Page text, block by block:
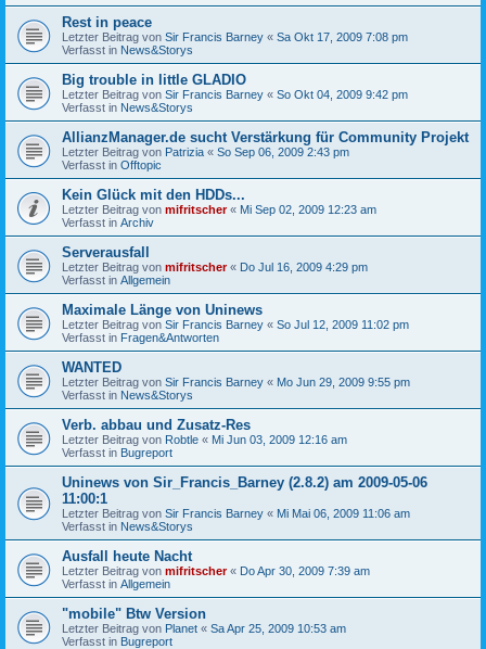
Rest in peace
Letzter Beitrag von Sir Francis Barney « Sa Okt 17, 2009 7:08 pm
Verfasst in News&Storys
Big trouble in little GLADIO
Letzter Beitrag von Sir Francis Barney « So Okt 04, 2009 9:42 pm
Verfasst in News&Storys
AllianzManager.de sucht Verstärkung für Community Projekt
Letzter Beitrag von Patrizia « So Sep 06, 2009 2:43 pm
Verfasst in Offtopic
Kein Glück mit den HDDs...
Letzter Beitrag von mifritscher« Mi Sep 02, 2009 12:23 am
Verfasst in Archiv
Serverausfall
Letzter Beitrag von mifritscher« Do Jul 16, 2009 4:29 pm
Verfasst in Allgemein
Maximale Länge von Uninews
Letzter Beitrag von Sir Francis Barney « So Jul 12, 2009 11:02 pm
Verfasst in Fragen&Antworten
WANTED
Letzter Beitrag von Sir Francis Barney « Mo Jun 29, 2009 9:55 pm
Verfasst in News&Storys
Verb. abbau und Zusatz-Res
Letzter Beitrag von Robtle « Mi Jun 03, 2009 12:16 am
Verfasst in Bugreport
Uninews von Sir_Francis_Barney (2.8.2) am 2009-05-06
11:00:1
Letzter Beitrag von Sir Francis Barney « Mi Mai 06, 2009 11:06 am
Verfasst in News&Storys
Ausfall heute Nacht
Letzter Beitrag von mifritscher« Do Apr 30, 2009 7:39 am
Verfasst in Allgemein
"mobile" Btw Version
Letzter Beitrag von Planet « Sa Apr 25, 2009 10:53 am
Verfasst in Bugreport